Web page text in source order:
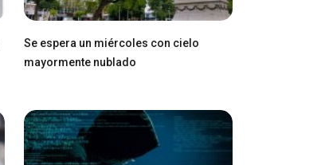
Se espera un miércoles con cielo
mayormente nublado